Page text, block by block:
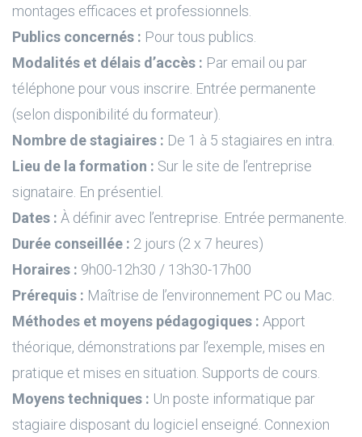
montages efficaces et professionnels.
Publics concernés : Pour tous publics.
Modalités et délais d’accès : Par email ou par
téléphone pour vous inscrire. Entrée permanente
(selon disponibilité du formateur).
Nombre de stagiaires : De 1 à 5 stagiaires en intra.
Lieu de la formation : Sur le site de l’entreprise
signataire. En présentiel.
Dates : À définir avec l’entreprise. Entrée permanente.
Durée conseillée : 2 jours (2 x 7 heures)
Horaires : 9h00-12h30 / 13h30-17h00
Prérequis : Maîtrise de l’environnement PC ou Mac.
Méthodes et moyens pédagogiques : Apport
théorique, démonstrations par l’exemple, mises en
pratique et mises en situation. Supports de cours.
Moyens techniques : Un poste informatique par
stagiaire disposant du logiciel enseigné. Connexion